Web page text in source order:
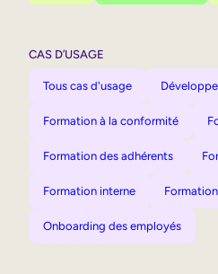
CAS D’USAGE
Tous cas d'usage
Formation à la conformité
Formation des adhérents
Formation interne
Onboarding des employés